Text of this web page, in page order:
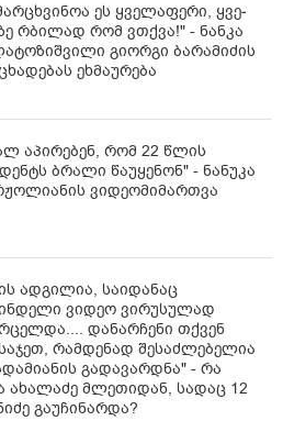
მთიან რაიონებში
თიანეთი, ფასანაური):
ქარის გაძლიერებით.
მაღალმთიან რაიონებში
გუდაური, ომალო):
ქარის გაძლიერებით.
ჰაერის ტემპერატურა
დაფიქსირდება“, -
ეს ყვე­ლა­ფე­რი, ყვე­
რბი­ლად რომ ვთქვა!" - ნანკა
გიორგი ბარამიძის
ეხმაურება
აპირებენ, რომ 22 წლის
ბრალი წაუყენონ" - ნანუკა
ვიდეომიმართვა
ადგილია, საიდანაც
ვიდეო ვირუსულად
დანარჩენი თქვენ
რამდენად შესაძლებელია
გადავარდნა" - რა
ახალაძე მლეთიდან, სადაც 12
გაუჩინარდა?